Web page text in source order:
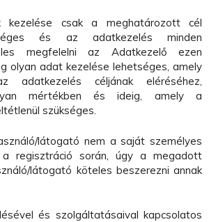
kezelése csak a meghatározott cél
és az adatkezelés minden
megfelelni az Adatkezelő ezen
olyan adat kezelése lehetséges, amely
adatkezelés céljának eléréséhez,
mértékben és ideig, amely a
szükséges.
látogató nem a saját személyes
regisztráció során, úgy a megadott
látogató köteles beszerezni annak
és szolgáltatásaival kapcsolatos